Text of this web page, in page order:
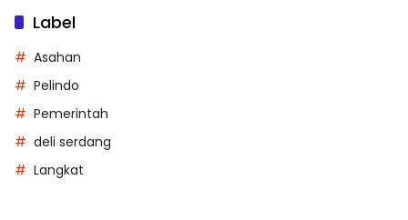
Label
Asahan
Pelindo
Pemerintah
deli serdang
Langkat